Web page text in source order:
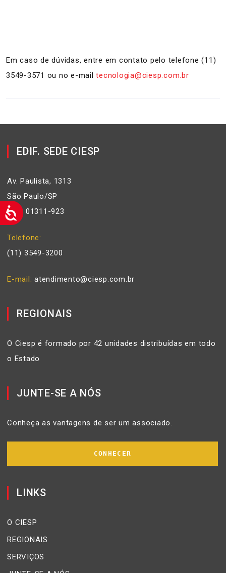
Em caso de dúvidas, entre em contato pelo telefone (11)
3549-3571 ou no e-mailtecnologia@ciesp.com.br
EDIF. SEDE CIESP
Av. Paulista, 1313
São Paulo/SP
Cep: 01311-923
Telefone
(11) 3549-3200
E-mail atendimento@ciesp.com.br
REGIONAIS
O Ciesp é formado por 42 unidades distribuídas em todo
o Estado
JUNTE-SE A NÓS
Conheça as vantagens de ser um associado.
CONHECER
LINKS
O CIESP
REGIONAIS
SERVIÇOS